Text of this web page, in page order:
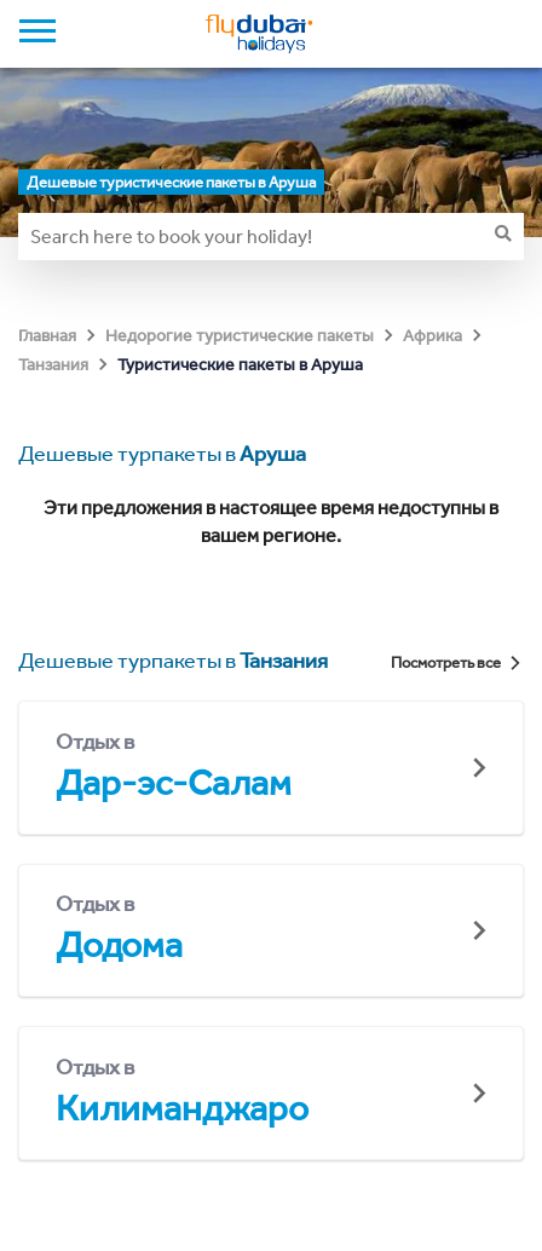
Дешевые туристические пакеты в Аруша
Главная Недорогие туристические пакеты
Африка
Танзания
Туристические пакеты в Аруша
Дешевые турпакеты вАруша
Эти предложения в настоящее время недоступны в
вашем регионе.
Дешевые турпакеты вТанзания Посмотреть все
Отдых в
Дар-эс-Салам
Отдых в
Додома
Отдых в
Килиманджаро